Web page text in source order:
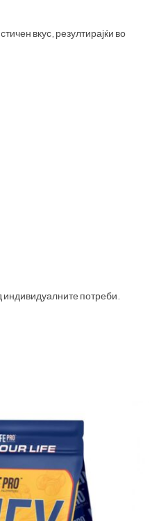
вкус, резултирајќи во
потреби.